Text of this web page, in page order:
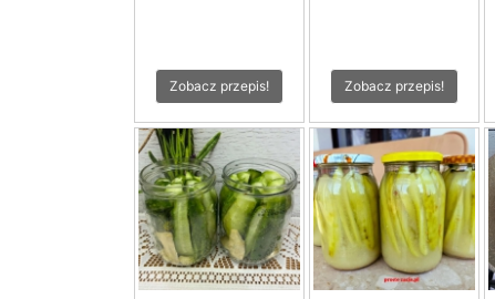
Zobacz przepis! Zobacz przepis!